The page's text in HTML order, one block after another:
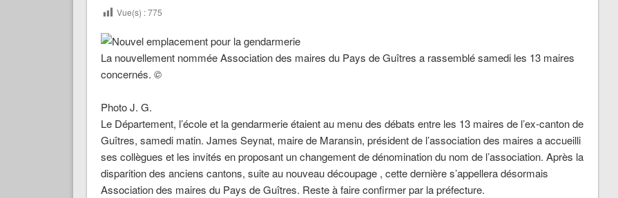
Vue(s) :775
La nouvellement nommée Association des maires du Pays de Guîtres a rassemblé samedi les 13 maires
concernés. ©
Photo J. G.
Le Département, l’école et la gendarmerie étaient au menu des débats entre les 13 maires de l’ex-canton de
Guîtres, samedi matin. James Seynat, maire de Maransin, président de l’association des maires a accueilli
ses collègues et les invités en proposant un changement de dénomination du nom de l’association. Après la
disparition des anciens cantons, suite au nouveau découpage , cette dernière s’appellera désormais
Association des maires du Pays de Guîtres. Reste à faire confirmer par la préfecture.